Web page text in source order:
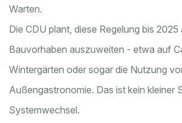
Warten.
Die CDU plant, diese Regelung bis
Bauvorhaben auszuweiten - etwa auf
Wintergärten oder sogar die Nutzung
Außengastronomie. Das ist kein kleiner
Systemwechsel.